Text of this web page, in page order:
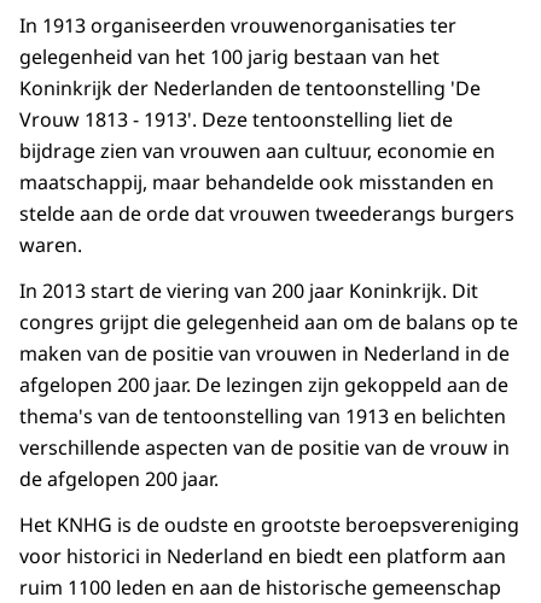
In 1913 organiseerden vrouwenorganisaties ter
gelegenheid van het 100 jarig bestaan van het
Koninkrijk der Nederlanden de tentoonstelling 'De
Vrouw 1813 - 1913'. Deze tentoonstelling liet de
bijdrage zien van vrouwen aan cultuur, economie en
maatschappij, maar behandelde ook misstanden en
stelde aan de orde dat vrouwen tweederangs burgers
waren.
In 2013 start de viering van 200 jaar Koninkrijk. Dit
congres grijpt die gelegenheid aan om de balans op te
maken van de positie van vrouwen in Nederland in de
afgelopen 200 jaar. De lezingen zijn gekoppeld aan de
thema's van de tentoonstelling van 1913 en belichten
verschillende aspecten van de positie van de vrouw in
de afgelopen 200 jaar.
Het KNHG is de oudste en grootste beroepsvereniging
voor historici in Nederland en biedt een platform aan
ruim 1100 leden en aan de historische gemeenschap